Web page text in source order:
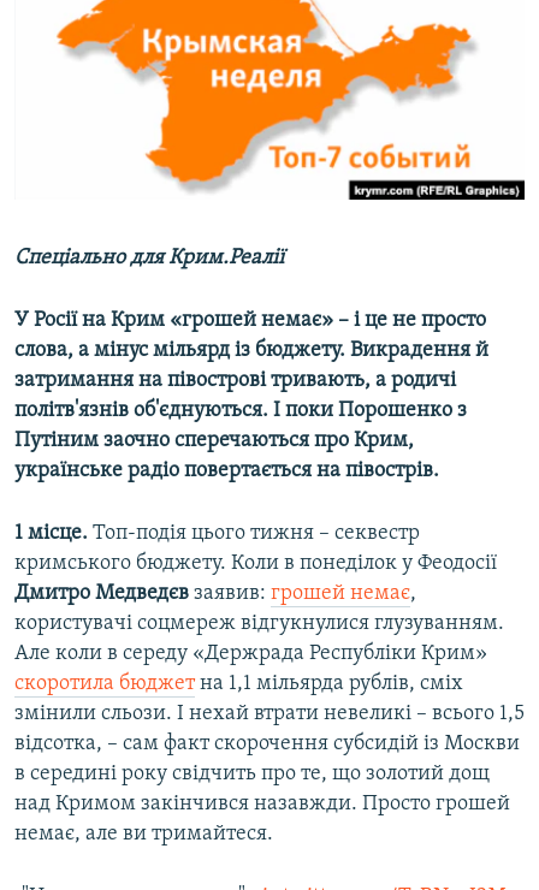
ДЕПОРТАЦІЯ
ВІДЕОУРОКИ «ELIFBE»
СВІДЧЕННЯ ОКУПАЦІЇ
УКРАЇНСЬКА ПРОБЛЕМА КРИМУ
ЯК ОБІЙТИ БЛОКУВАННЯ
Спеціально для Крим.Реалії
У Росії на Крим «грошей немає» – і це не просто
слова, а мінус мільярд із бюджету. Викрадення й
затримання на півострові тривають, а родичі
політв'язнів об'єднуються. І поки Порошенко з
Путіним заочно сперечаються про Крим,
українське радіо повертається на півострів.
1 місце. Топ-подія цього тижня – секвестр
кримського бюджету. Коли в понеділок у Феодосії
Дмитро Медведєв заявив: грошей немає,
користувачі соцмереж відгукнулися глузуванням.
Але коли в середу «Держрада Республіки Крим»
скоротила бюджетна 1,1 мільярда рублів, сміх
змінили сльози. І нехай втрати невеликі – всього 1,5
відсотка, – сам факт скорочення субсидій із Москви
в середині року свідчить про те, що золотий дощ
над Кримом закінчився назавжди. Просто грошей
немає, але ви тримайтеся.